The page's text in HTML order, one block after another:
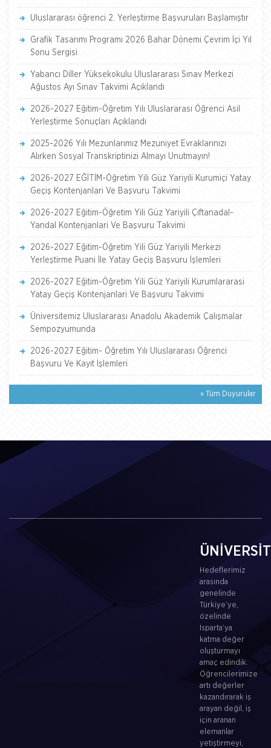
Uluslararası öğrenci 2. Yerleştirme Başvuruları Başlamıştır
Grafik Tasarımı Programı 2026 Bahar Dönemi Çevrim İçi Yıl
Sonu Sergisi
Yabancı Diller Yüksekokulu Uluslararası Sınav Merkezi
Ağustos Ayı Sınav Takvimi Açıklandı
2026-2027 Eğitim-Öğretim Yılı Uluslararası Öğrenci Asil
Yerleştirme Sonuçları Açıklandı
2025-2026 Yılı Mezunlarımız Mezuniyet Evraklarınızı
Alırken Sosyal Transkriptinizi Almayı Unutmayın!
2026-2027 EĞİTİM-Öğretim Yili Güz Yariyili Kurumiçi Yatay
Geçiş Kontenjanlari Ve Başvuru Takvimi
2026-2027 Eğitim-Öğretim Yili Güz Yariyili Çiftanadal-
Yandal Kontenjanlari Ve Başvuru Takvimi
2026-2027 Eğitim-Öğretim Yili Güz Yariyili Merkezi
Yerleştirme Puani İle Yatay Geçiş Başvuru İşlemleri
2026-2027 Eğitim-Öğretim Yili Güz Yariyili Kurumlararasi
Yatay Geçiş Kontenjanlari Ve Başvuru Takvimi
Üniversitemiz Uluslararası Anadolu Akademik Çalışmalar
Sempozyumunda
2026-2027 Eğitim- Öğretim Yılı Uluslararası Öğrenci
Başvuru Ve Kayıt İşlemleri
» Tüm Duyurular
Hedeflerimiz
arasında
genelinde
Türkiye’ye,
özelinde
Isparta’ya
katma değer
oluşturmayı
amaç edindik.
Öğrencilerimize
artı değerler
kazandırarak iş
arayan değil, iş
için aranan
elemanlar
yetiştirmeyi,